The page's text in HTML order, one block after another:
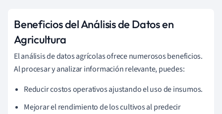
Beneficios del Análisis de Datos en
Agricultura
El análisis de datos agrícolas ofrece numerosos beneficios.
Al procesar y analizar información relevante, puedes:
Reducir costos operativos ajustando el uso de insumos.
Mejorar el rendimiento de los cultivos al predecir